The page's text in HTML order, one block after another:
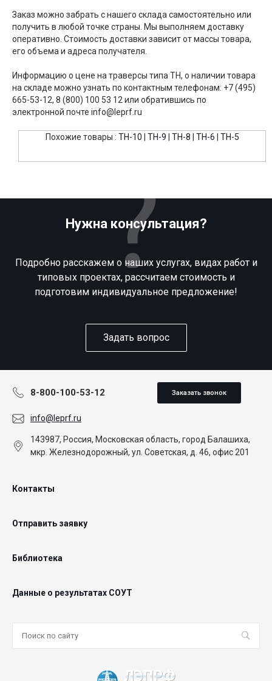
Заказ можно забрать с нашего склада самостоятельно или
получить в любой точке страны. Мы выполняем доставку
оперативно. Стоимость доставки зависит от массы товара,
его объема и адреса получателя.
Информацию о цене на траверсы типа ТН, о наличии товара
на складе можно узнать по контактным телефонам: +7 (495)
665-53-12, 8 (800) 100 53 12 или обратившись по
электронной почте info@leprf.ru
Похожие товары : TH-10 TH-9 TH-8 TH-6 TH-5
Нужна консультация?
Подробно расскажем о наших услугах, видах работ и
типовых проектах, рассчитаем стоимость и
подготовим индивидуальное предложение!
Задать вопрос
8-800-100-53-12 Заказать звонок
info@leprf.ru
143987, Россия, Московская область, город Балашиха,
мкр. Железнодорожный, ул. Советская, д. 46, офис 201
Контакты
Отправить заявку
Библиотека
Данные о результатах СОУТ